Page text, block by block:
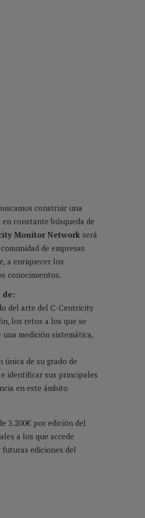
construir una
constante búsqueda de
Monitor Network será
de empresas
a enriquecer los
conocimientos.
de:
del arte del C-Centricity
los retos a los que se
medición sistemática,
única de su grado de
identificar sus principales
en este ámbito
3.200€ por edición del
a los que accede
ediciones del